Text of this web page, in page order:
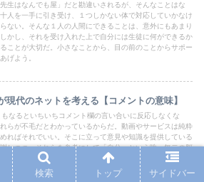
生はなんでも屋」だと勘違いされるが、そんなことはな
人を一手に引き受け、１つしかない体で対応していかなけ
ない。そんな１人の人間にできることは、意外にもあまり
かし、それを受け入れた上で自分には生徒に何ができるか
ことが大切だ。小さなことから、目の前のことからサポー
げよう。
現代のネットを考える【コメントの意味】
なるといちいちコメント欄の言い合いに反応しなくな
らが不毛だとわかっているからだ。動画やサービスは純粋
ればそれでいい。そこに立って意見や知識を提供している
しつつ、それらを参考にして「自分」という唯一無二の脳
知識と経験をブチ込んでいくことが最善の策。ネット上で
の条例を考える。
検索 トップ サイドバー